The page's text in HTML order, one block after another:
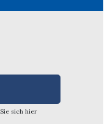
Sie sich hier